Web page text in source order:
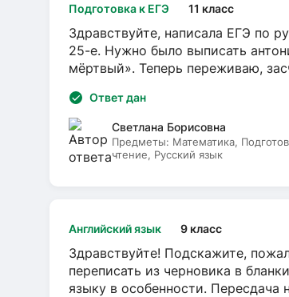
Подготовка к ЕГЭ 11 класс
Здравствуйте, написала ЕГЭ по
25-е. Нужно было выписать
мёртвый». Теперь переживаю,
Ответ дан
Светлана Борисовна
Предметы: Математика,
чтение, Русский язык
Английский язык 9 класс
Здравствуйте! Подскажите,
переписать из черновика в
языку в особенности.